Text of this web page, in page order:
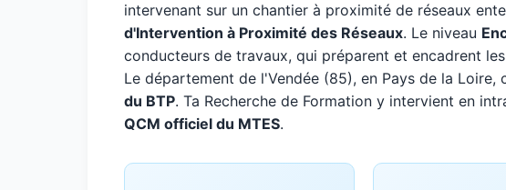
intervenant sur un chantier à proximité de réseaux
d'Intervention à Proximité des Réseaux. Le niveau
conducteurs de travaux, qui préparent et encadrent
Le département de l'Vendée (85), en Pays de la Loire,
du BTP. Ta Recherche de Formation y intervient en
QCM officiel du MTES.